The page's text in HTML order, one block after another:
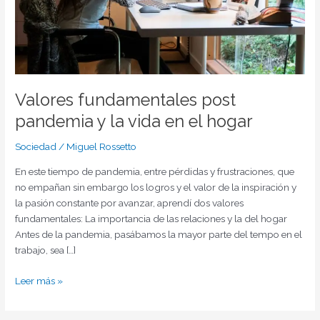
Valores fundamentales post
pandemia y la vida en el hogar
Sociedad/ Miguel Rossetto
En este tiempo de pandemia, entre pérdidas y frustraciones, que
no empañan sin embargo los logros y el valor de la inspiración y
la pasión constante por avanzar, aprendí dos valores
fundamentales: La importancia de las relaciones y la del hogar
Antes de la pandemia, pasábamos la mayor parte del tempo en el
trabajo, sea […]
el
hogar
Leer más »